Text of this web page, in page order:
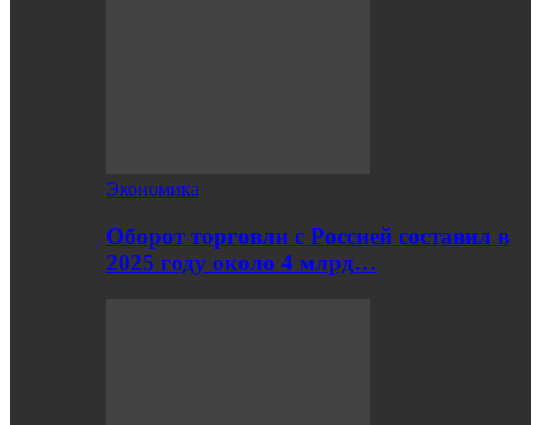
Экономика
Оборот торговли с Россией составил в
2025 году около 4 млрд…